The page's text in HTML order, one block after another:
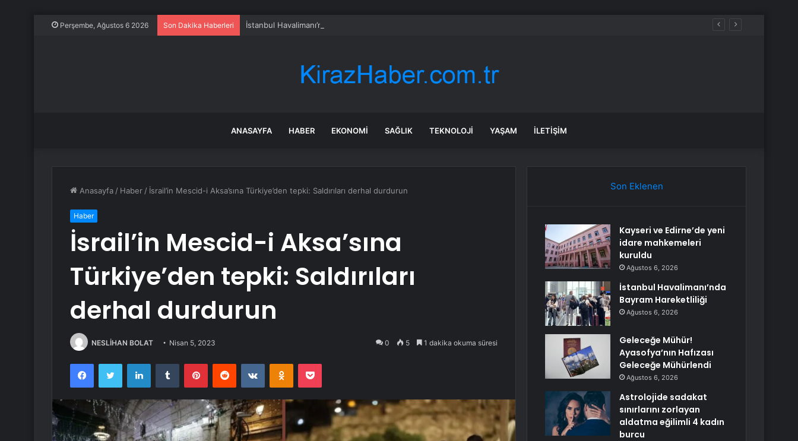
Perşembe, Ağustos 6 2026 Son Dakika Haberleri İstanbul Havalimanı’nda Bayram Hareketliliği
ANASAYFA HABER EKONOMI SAĞLIK TEKNOLOJI YAŞAM İLETIŞIM
Anasayfa / Haber / İsrail’in Mescid-i Aksa’sına Türkiye’den tepki: Saldırıları derhal durdurun
Haber
İsrail’in Mescid-i Aksa’sına
Türkiye’den tepki: Saldırıları
derhal durdurun
NESLİHAN BOLAT Nisan 5, 2023 0 5 1 dakika okuma süresi
FacebookTwitter LinkedInTumblr PinterestReddit VKontakteOdnoklassniki
Pocket
Son Eklenen
Kayseri ve Edirne’de yeni
idare mahkemeleri
kuruldu
Ağustos 6, 2026
İstanbul Havalimanı’nda
Bayram Hareketliliği
Ağustos 6, 2026
Geleceğe Mühür!
Ayasofya’nın Hafızası
Geleceğe Mühürlendi
Ağustos 6, 2026
Astrolojide sadakat
sınırlarını zorlayan
aldatma eğilimli 4 kadın
burcu